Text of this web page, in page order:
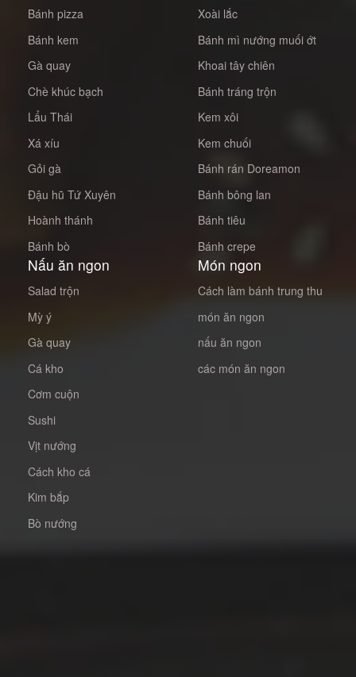
Bánh pizza
Bánh kem
Gà quay
Chè khúc bạch
Lẩu Thái
Xá xíu
Gỏi gà
Đậu hũ Tứ Xuyên
Hoành thánh
Bánh bò
Xoài lắc
Bánh mì nướng muối ớt
Khoai tây chiên
Bánh tráng trộn
Kem xôi
Kem chuối
Bánh rán Doreamon
Bánh bông lan
Bánh tiêu
Bánh crepe
Nấu ăn ngon
Salad trộn
Mỳ ý
Gà quay
Cá kho
Cơm cuộn
Sushi
Vịt nướng
Cách kho cá
Kim bắp
Bò nướng
Món ngon
Cách làm bánh trung thu
món ăn ngon
nấu ăn ngon
các món ăn ngon